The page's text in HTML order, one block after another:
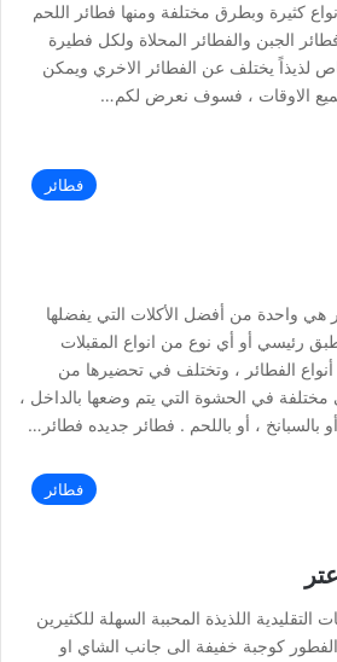
كثيرة وبطرق مختلفة ومنها فطائر اللحم
الجبن والفطائر المحلاة ولكل فطيرة
لذيذاً يختلف عن الفطائر الاخري ويمكن
الاوقات ، فسوف نعرض لكم…
فطائر
هي واحدة من أفضل الأكلات التي يفضلها
رئيسي أو أي نوع من انواع المقبلات
أنواع الفطائر ، وتختلف في تحضيرها من
في الحشوة التي يتم وضعها بالداخل ،
بالسبانخ ، أو باللحم . فطائر جديده فطائر…
فطائر
اللذيذة المحببة السهلة للكثيرين
كوجبة خفيفة الى جانب الشاي او